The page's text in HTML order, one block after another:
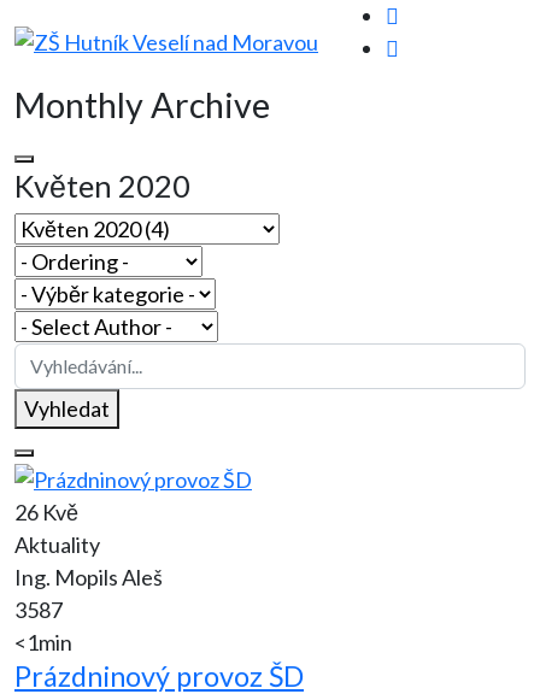
Monthly Archive
Květen 2020
Vyhledat
26 Kvě
Aktuality
Ing. Mopils Aleš
3587
<1min
Prázdninový provoz ŠD